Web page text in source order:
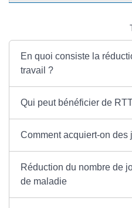
En quoi consiste la
travail ?
Qui peut bénéficier de
Comment acquiert-on des
Réduction du nombre de
de maladie